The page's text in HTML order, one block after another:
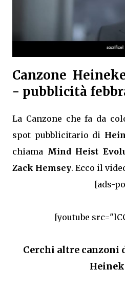
Canzone
- pubblicità
La Canzone che fa da
spot pubblicitario di
chiama Mind Heist
Zack Hemsey. Ecco il
[ads-
[youtube
Cerchi altre canzoni